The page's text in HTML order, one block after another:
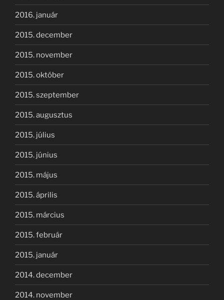
2016. január
2015. december
2015. november
2015. október
2015. szeptember
2015. augusztus
2015. július
2015. június
2015. május
2015. április
2015. március
2015. február
2015. január
2014. december
2014. november